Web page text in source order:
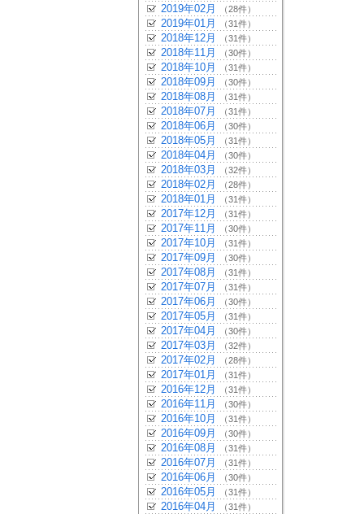
2019年02月 （28件）
2019年01月 （31件）
2018年12月 （31件）
2018年11月 （30件）
2018年10月 （31件）
2018年09月 （30件）
2018年08月 （31件）
2018年07月 （31件）
2018年06月 （30件）
2018年05月 （31件）
2018年04月 （30件）
2018年03月 （32件）
2018年02月 （28件）
2018年01月 （31件）
2017年12月 （31件）
2017年11月 （30件）
2017年10月 （31件）
2017年09月 （30件）
2017年08月 （31件）
2017年07月 （31件）
2017年06月 （30件）
2017年05月 （31件）
2017年04月 （30件）
2017年03月 （32件）
2017年02月 （28件）
2017年01月 （31件）
2016年12月 （31件）
2016年11月 （30件）
2016年10月 （31件）
2016年09月 （30件）
2016年08月 （31件）
2016年07月 （31件）
2016年06月 （30件）
2016年05月 （31件）
2016年04月 （31件）